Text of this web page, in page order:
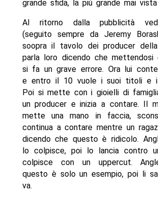
grande sfida, la più grande mai
Al ritorno dalla pubblicità
(seguito sempre da Jeremy
soopra il tavolo dei producer
parla loro dicendo che mettendosi
si fa un grave errore. Ora lui
e entro il 10 vuole i suoi titoli e i
Poi si mette con i gioielli di
un producer e inizia a contare. Il
mette una mano in faccia,
continua a contare mentre un
dicendo che questo è ridicolo.
lo colpisce, poi lo lancia contro
colpisce con un uppercut.
questo è solo un esempio, poi li
va.